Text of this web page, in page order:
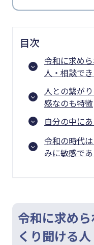
目次
令和に求め
人・相談でき
人との繋が
感なのも特徴
自分の中に
令和の時代
みに敏感で
令和に求め
くり聞ける人